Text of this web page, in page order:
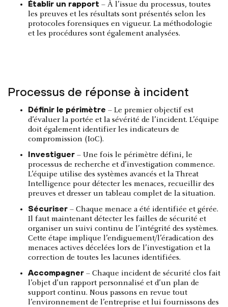
Établir un rapport – À l’issue du processus, toutes
les preuves et les résultats sont présentés selon les
protocoles forensiques en vigueur. La méthodologie
et les procédures sont également analysées.
Processus de réponse à incident
Définir le périmètre – Le premier objectif est
d’évaluer la portée et la sévérité de l’incident. L’équipe
doit également identifier les indicateurs de
compromission (IoC).
Investiguer – Une fois le périmètre défini, le
processus de recherche et d’investigation commence.
L’équipe utilise des systèmes avancés et la Threat
Intelligence pour détecter les menaces, recueillir des
preuves et dresser un tableau complet de la situation.
Sécuriser – Chaque menace a été identifiée et gérée.
Il faut maintenant détecter les failles de sécurité et
organiser un suivi continu de l’intégrité des systèmes.
Cette étape implique l’endiguement/l’éradication des
menaces actives décelées lors de l’investigation et la
correction de toutes les lacunes identifiées.
Accompagner – Chaque incident de sécurité clos fait
l’objet d’un rapport personnalisé et d’un plan de
support continu. Nous passons en revue tout
l’environnement de l’entreprise et lui fournissons des